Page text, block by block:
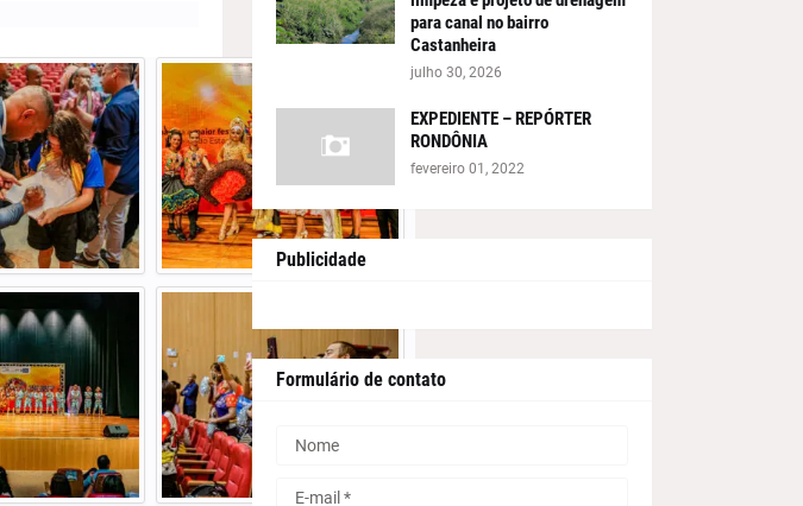
para canal no bairro
Castanheira
julho 30, 2026
EXPEDIENTE – REPÓRTER
RONDÔNIA
fevereiro 01, 2022
Publicidade
Formulário de contato